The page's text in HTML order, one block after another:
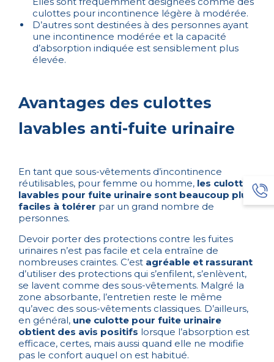
culottes pour incontinence légère à modérée.
D’autres sont destinées à des personnes ayant
une incontinence modérée et la capacité
d’absorption indiquée est sensiblement plus
élevée.
Avantages des culottes
lavables anti-fuite urinaire
En tant que sous-vêtements d’incontinence
réutilisables, pour femme ou homme, les culottes
lavables pour fuite urinaire sont beaucoup plus
faciles à tolérer par un grand nombre de
personnes.
Devoir porter des protections contre les fuites
urinaires n’est pas facile et cela entraîne de
nombreuses craintes. C’est agréable et rassurant
d’utiliser des protections qui s’enfilent, s’enlèvent,
se lavent comme des sous-vêtements. Malgré la
zone absorbante, l’entretien reste le même
qu’avec des sous-vêtements classiques. D’ailleurs,
en général, une culotte pour fuite urinaire
obtient des avis positifs lorsque l’absorption est
efficace, certes, mais aussi quand elle ne modifie
pas le confort auquel on est habitué.